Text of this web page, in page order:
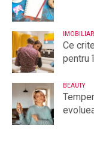
Ce
pentru
BEAUTY